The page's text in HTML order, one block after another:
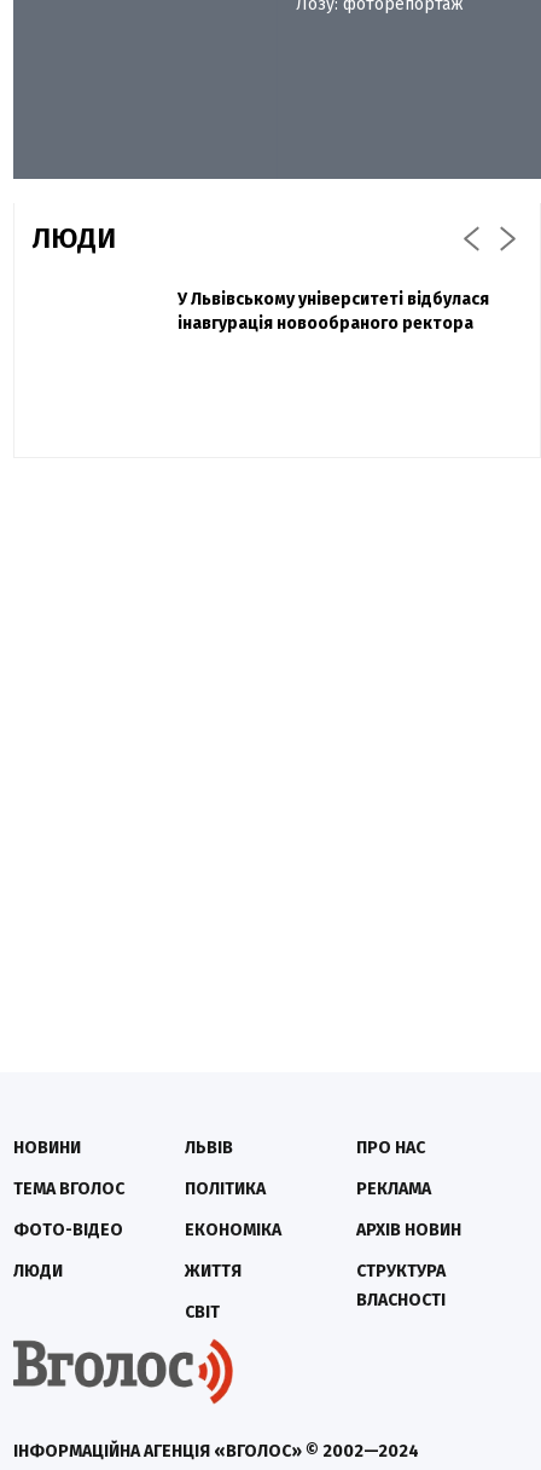
Лозу: фоторепортаж
ЛЮДИ
Павло Дак
Захисник "Азовсталі" Діанов вдруге
одружився та показав фото з весілля
У Львівському університеті відбулася
інавгурація новообраного ректора
ІНФОРМАЦІЙНА АГЕНЦІЯ «ВГОЛОС» © 2002—2024
НОВИНИ
ТЕМА ВГОЛОС
ФОТО-ВІДЕО
ЛЮДИ
ЛЬВІВ
ПОЛІТИКА
ЕКОНОМІКА
ЖИТТЯ
СВІТ
ПРО НАС
РЕКЛАМА
АРХІВ НОВИН
СТРУКТУРА
ВЛАСНОСТІ